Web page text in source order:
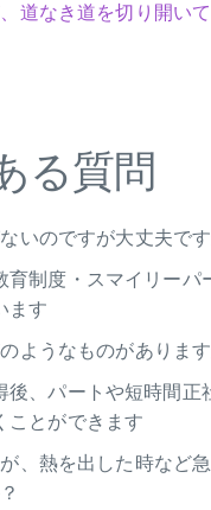
道なき道を切り開い
る質問
いのですが大丈夫です
育制度・スマイリーパ
ます
ようなものがあります
後、パートや短時間正
ことができます
、熱を出した時など